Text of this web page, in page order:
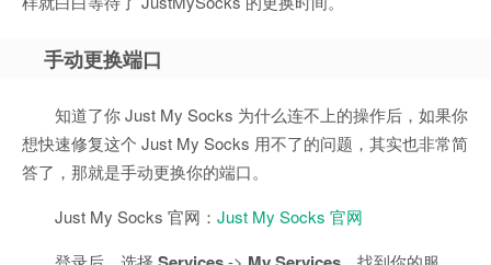
手动更换端口
知道了你 Just My Socks 为什么连不上的操作后，如果你
想快速修复这个 Just My Socks 用不了的问题，其实也非常简
答了，那就是手动更换你的端口。
Just My Socks 官网： Just My Socks 官网